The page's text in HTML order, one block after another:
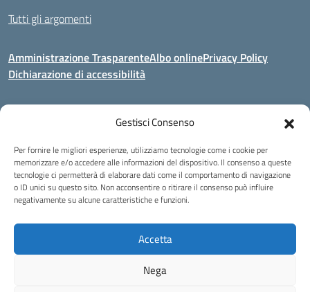
Gestisci Consenso
Per fornire le migliori esperienze, utilizziamo tecnologie come i cookie per
memorizzare e/o accedere alle informazioni del dispositivo. Il consenso a queste
tecnologie ci permetterà di elaborare dati come il comportamento di navigazione
o ID unici su questo sito. Non acconsentire o ritirare il consenso può influire
negativamente su alcune caratteristiche e funzioni.
Accetta
Nega
Tutti gli argomenti
Amministrazione TrasparenteAlbo onlinePrivacy Policy
Dichiarazione di accessibilità
Via Corridoni 34/36 Milano
Posta elettronica certificata (PEC):miic8de001@pec.istruzione.it
Codice fiscale: 80124970155
Istituto Omnicomprensivo Musicale Statale
Via Corridoni 34/36 Milano | Tel. 02 88446647 Fax 02-88.440.328
miic8de001@istruzione.it | miic8de001@pec.istruzione.it
C.F. 80124970155